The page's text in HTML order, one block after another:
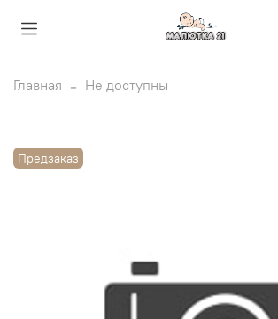
Главная Не доступны
Предзаказ